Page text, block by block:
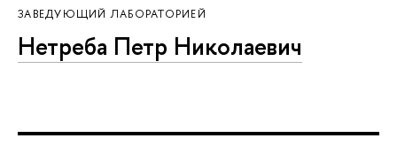
ЗАВЕДУЮЩИЙ ЛАБОРАТОРИЕЙ
Нетреба Петр Николаевич